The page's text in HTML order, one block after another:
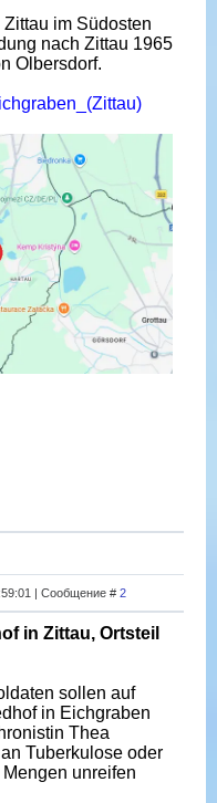
im Südosten
nach Zittau 1965
Olbersdorf.
| Сообщение # 2
in Zittau, Ortsteil
sollen auf
in Eichgraben
Thea
Tuberkulose oder
unreifen